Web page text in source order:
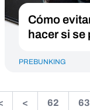
Cómo
hacer si se
PREBUNKING
< 62 63